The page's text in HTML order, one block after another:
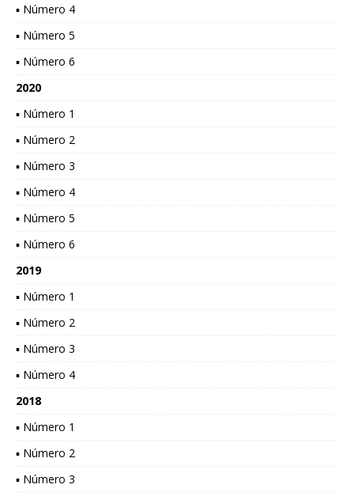
▪ Número 4
▪ Número 5
▪ Número 6
2020
▪ Número 1
▪ Número 2
▪ Número 3
▪ Número 4
▪ Número 5
▪ Número 6
2019
▪ Número 1
▪ Número 2
▪ Número 3
▪ Número 4
2018
▪ Número 1
▪ Número 2
▪ Número 3